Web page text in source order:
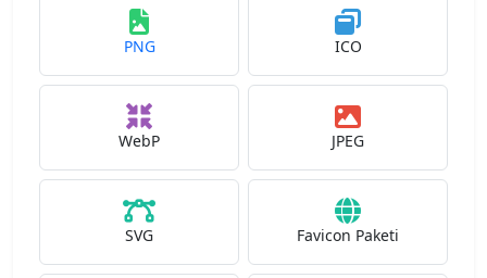
PNG ICO
WebP JPEG
SVG Favicon Paketi